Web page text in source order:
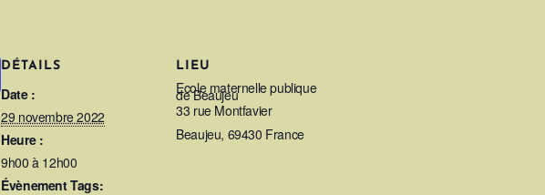
DÉTAILS
Date :
29 novembre 2022
Heure :
9h00 à 12h00
Évènement Tags:
LIEU
Ecole maternelle publique
de Beaujeu
33 rue Montfavier
Beaujeu, 69430 France